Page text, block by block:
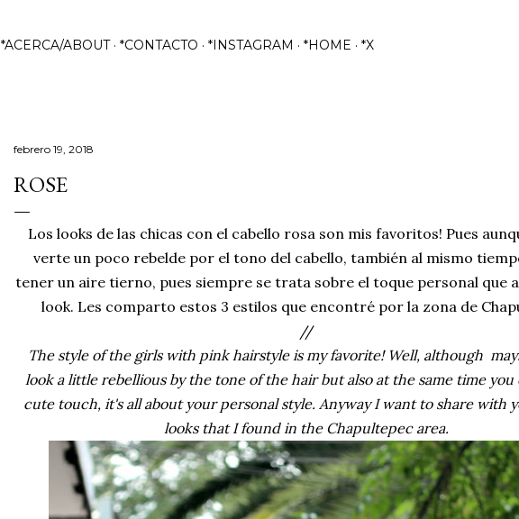
*ACERCA/ABOUT *CONTACTO *INSTAGRAM *HOME *X
febrero 19, 2018
ROSE
Los looks de las chicas con el cabello rosa son mis favoritos! Pues
verte un poco rebelde por el tono del cabello, también al mismo
tener un aire tierno, pues siempre se trata sobre el toque personal que
look. Les comparto estos 3 estilos que encontré por la zona de
//
The style of the girls with pink hairstyle is my favorite! Well, although
look a little rebellious by the tone of the hair but also at the same time you
cute touch, it's all about your personal style. Anyway I want to share with
looks that I found in the Chapultepec area.